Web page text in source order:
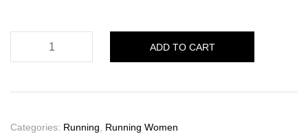
ADD TO CART
Categories: Running Running Women